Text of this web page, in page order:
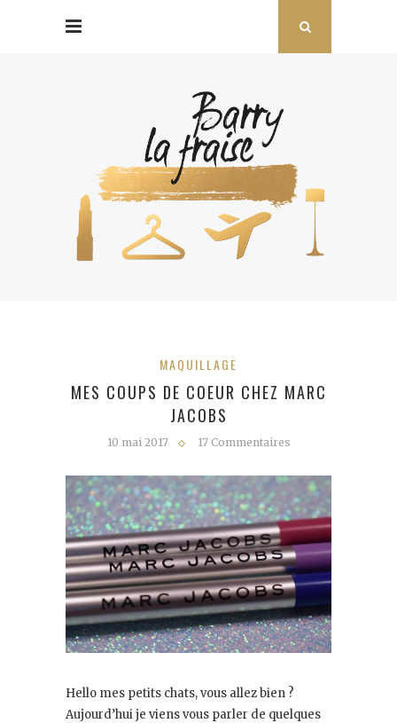
MAQUILLAGE
MES COUPS DE COEUR CHEZ MARC
JACOBS
10 mai 2017 17 Commentaires
Hello mes petits chats, vous allez bien ?
Aujourd’hui je viens vous parler de quelques